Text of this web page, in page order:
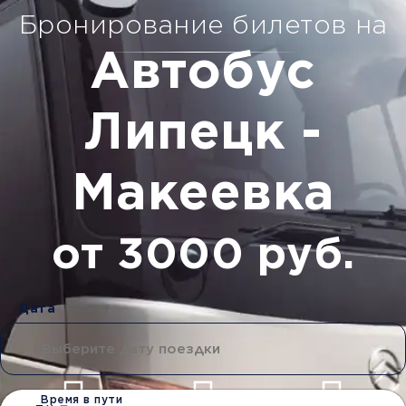
Бронирование билетов на
Автобус
Липецк -
Макеевка
от 3000 руб.
Дата
Время в пути